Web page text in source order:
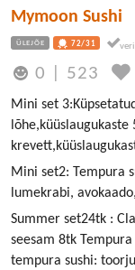
Mymoon Sushi
ÜLEJÕE 72/31
0 523
Mini set
Mini set2: Tempura
lumekrabi,
Summer set24tk :
seesam 8tk
tempura sushi: